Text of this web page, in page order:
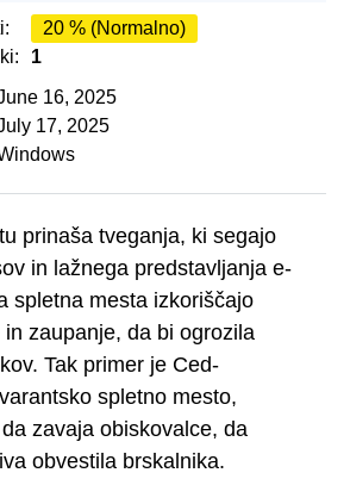
20 % (Normalno)
1
16, 2025
17, 2025
prinaša tveganja, ki segajo
in lažnega predstavljanja e-
spletna mesta izkoriščajo
zaupanje, da bi ogrozila
Tak primer je Ced-
spletno mesto,
zavaja obiskovalce, da
obvestila brskalnika.